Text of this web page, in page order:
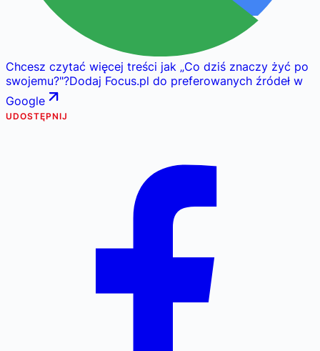
Chcesz czytać więcej treści jak „Co dziś znaczy żyć po
swojemu?"?Dodaj Focus.pl do preferowanych źródeł w
Google
UDOSTĘPNIJ